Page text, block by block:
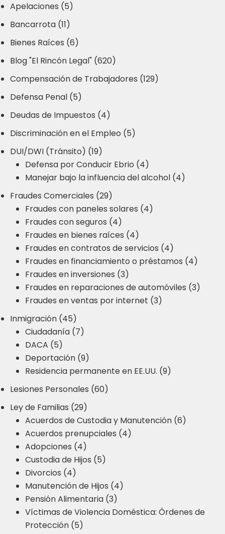
Apelaciones (5)
Bancarrota (11)
Bienes Raíces (6)
Blog "El Rincón Legal" (620)
Compensación de Trabajadores (129)
Defensa Penal (5)
Deudas de Impuestos (4)
Discriminación en el Empleo (5)
DUI/DWI (Tránsito) (19)
Defensa por Conducir Ebrio (4)
Manejar bajo la influencia del alcohol (4)
Fraudes Comerciales (29)
Fraudes con paneles solares (4)
Fraudes con seguros (4)
Fraudes en bienes raíces (4)
Fraudes en contratos de servicios (4)
Fraudes en financiamiento o préstamos (4)
Fraudes en inversiones (3)
Fraudes en reparaciones de automóviles (3)
Fraudes en ventas por internet (3)
Inmigración (45)
Ciudadanía (7)
DACA (5)
Deportación (9)
Residencia permanente en EE.UU. (9)
Lesiones Personales (60)
Ley de Familias (29)
Acuerdos de Custodia y Manutención (6)
Acuerdos prenupciales (4)
Adopciones (4)
Custodia de Hijos (5)
Divorcios (4)
Manutención de Hijos (4)
Pensión Alimentaria (3)
Víctimas de Violencia Doméstica: Órdenes de
Protección (5)